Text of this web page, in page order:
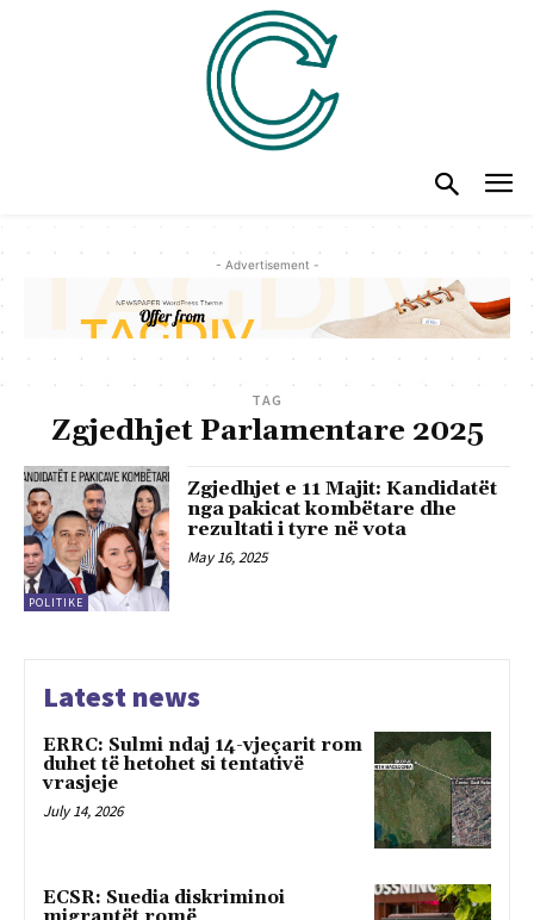
- Advertisement -
TAG
Zgjedhjet Parlamentare 2025
POLITIKE
Zgjedhjet e 11 Majit: Kandidatët
nga pakicat kombëtare dhe
rezultati i tyre në vota
May 16, 2025
Latest news
ERRC: Sulmi ndaj 14-vjeçarit rom
duhet të hetohet si tentativë
vrasjeje
July 14, 2026
ECSR: Suedia diskriminoi